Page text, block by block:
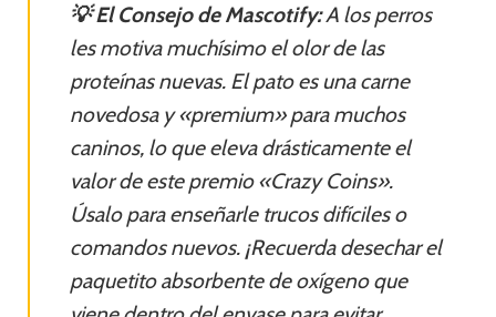
💡 El Consejo de Mascotify:A los perros
les motiva muchísimo el olor de las
proteínas nuevas. El pato es una carne
novedosa y «premium» para muchos
caninos, lo que eleva drásticamente el
valor de este premio «Crazy Coins».
Úsalo para enseñarle trucos difíciles o
comandos nuevos. ¡Recuerda desechar el
paquetito absorbente de oxígeno que